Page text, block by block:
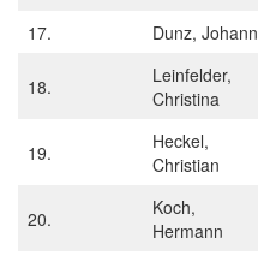
17. Dunz, Johann
18.
Leinfelder,
Christina
19.
Heckel,
Christian
20.
Koch,
Hermann